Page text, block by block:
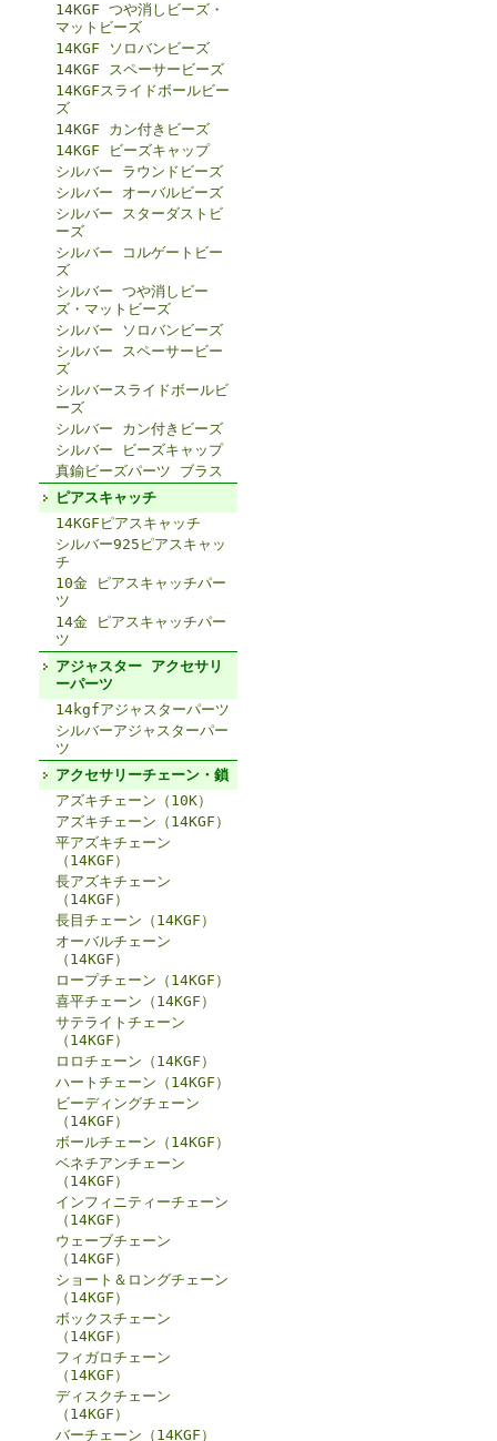
14KGF つや消しビーズ・
マットビーズ
14KGF ソロバンビーズ
14KGF スペーサービーズ
14KGFスライドボールビー
ズ
14KGF カン付きビーズ
14KGF ビーズキャップ
シルバー ラウンドビーズ
シルバー オーバルビーズ
シルバー スターダストビ
ーズ
シルバー コルゲートビー
ズ
シルバー つや消しビー
ズ・マットビーズ
シルバー ソロバンビーズ
シルバー スペーサービー
ズ
シルバースライドボールビ
ーズ
シルバー カン付きビーズ
シルバー ビーズキャップ
真鍮ビーズパーツ ブラス
ピアスキャッチ
14KGFピアスキャッチ
シルバー925ピアスキャッ
チ
10金 ピアスキャッチパー
ツ
14金 ピアスキャッチパー
ツ
アジャスター アクセサリ
ーパーツ
14kgfアジャスターパーツ
シルバーアジャスターパー
ツ
アクセサリーチェーン・鎖
アズキチェーン（10K）
アズキチェーン（14KGF）
平アズキチェーン
（14KGF）
長アズキチェーン
（14KGF）
長目チェーン（14KGF）
オーバルチェーン
（14KGF）
ロープチェーン（14KGF）
喜平チェーン（14KGF）
サテライトチェーン
（14KGF）
ロロチェーン（14KGF）
ハートチェーン（14KGF）
ビーディングチェーン
（14KGF）
ボールチェーン（14KGF）
ベネチアンチェーン
（14KGF）
インフィニティーチェーン
（14KGF）
ウェーブチェーン
（14KGF）
ショート＆ロングチェーン
（14KGF）
ボックスチェーン
（14KGF）
フィガロチェーン
（14KGF）
ディスクチェーン
（14KGF）
バーチェーン（14KGF）